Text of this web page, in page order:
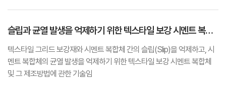
슬립과 균열 발생을 억제하기 위한 텍스타일 보강 시멘트 복합체 및 그 제조방법
텍스타일 그리드 보강재와 시멘트 복합체 간의 슬립(Slip)을 억제하고, 시
멘트 복합체의 균열 발생을 억제하기 위한 텍스타일 보강 시멘트 복합체
및 그 제조방법에 관한 기술임